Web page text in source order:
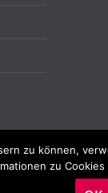
zu können,
zu